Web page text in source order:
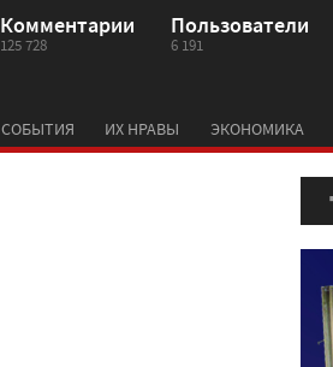
Комментарии
125 728
Пользователи
6 191
СОБЫТИЯ ИХ НРАВЫ ЭКОНОМИКА